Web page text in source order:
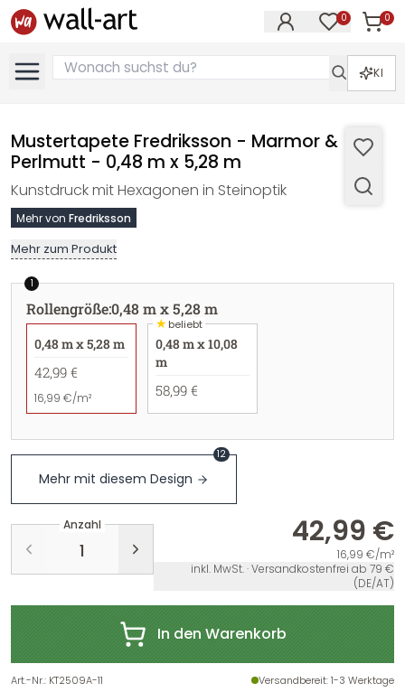
0 0
KI
Mustertapete Fredriksson - Marmor &
Perlmutt - 0,48 m x 5,28 m
Kunstdruck mit Hexagonen in Steinoptik
Mehr von Fredriksson
Mehr zum Produkt
1
Rollengröße:0,48 m x 5,28 m
0,48 m x 5,28 m
42,99 €
16,99 €/m²
★beliebt
0,48 m x 10,08
m
58,99 €
Mehr mit diesem Design
12
Anzahl 42,99 €
16,99 €/m²
inkl. MwSt. · Versandkostenfrei ab 79 €
(DE/AT)
In den Warenkorb
Art.-Nr.: KT2509A-11 Versandbereit: 1-3 Werktage